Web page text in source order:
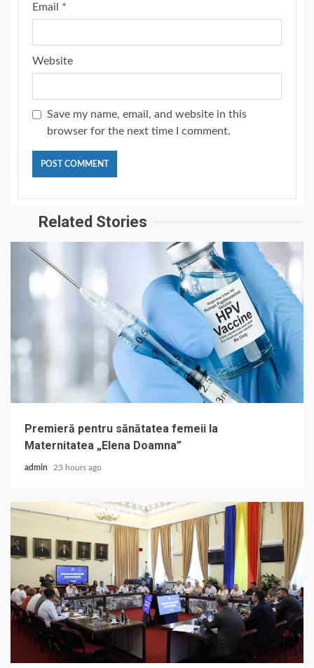
Email *
Website
Save my name, email, and website in this
browser for the next time I comment.
Related Stories
Premieră pentru sănătatea femeii la
Maternitatea „Elena Doamna”
admin 23 hours ago